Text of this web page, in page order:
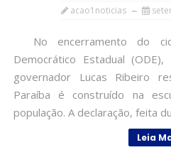
acao1noticias
No encerramento do
Democrático Estadual
governador Lucas Ribeiro
Paraíba é construído na
população. A declaração, feita
Leia